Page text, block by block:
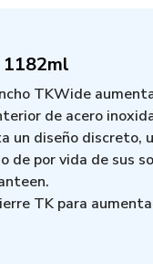
1182ml
TKWide
de acero
un diseño
por vida de sus
TK para